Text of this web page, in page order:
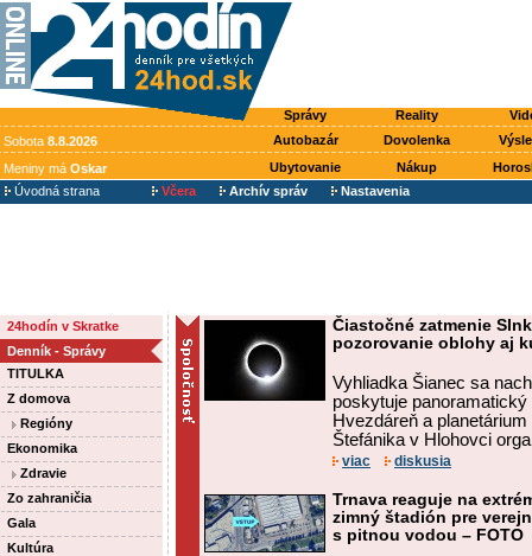
Správy Reality
Sobota 8.8.2026 Autobazár Dovolenka
Meniny má Oskar Ubytovanie Nákup
Úvodná strana
Včera Archív správ Nastavenia
24hodín v Skratke
Denník - Správy
TITULKA
Z domova
Regióny
Ekonomika
Zdravie
Zo zahraničia
Gala
Kultúra
Čiastočné zatmenie
pozorovanie oblohy aj
Vyhliadka Šianec sa
poskytuje
Hvezdáreň a
Štefánika v Hlohovci
viac diskusia
Trnava reaguje na
zimný štadión pre
s pitnou vodou – FOTO